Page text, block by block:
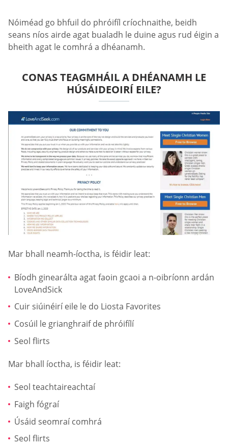
Nóiméad go bhfuil do phróifíl críochnaithe, beidh
seans níos airde agat bualadh le duine agus rud éigin a
bheith agat le comhrá a dhéanamh.
CONAS TEAGMHÁIL A DHÉANAMH LE
HÚSÁIDEOIRÍ EILE?
Mar bhall neamh-íoctha, is féidir leat:
Bíodh ginearálta agat faoin gcaoi a n-oibríonn ardán
LoveAndSick
Cuir siúinéirí eile le do Liosta Favorites
Cosúil le grianghraif de phróifílí
Seol flirts
Mar bhall íoctha, is féidir leat:
Seol teachtaireachtaí
Faigh fógraí
Úsáid seomraí comhrá
Seol flirts